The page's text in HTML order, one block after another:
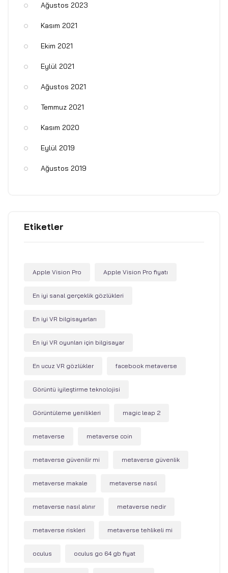
Ağustos 2023
Kasım 2021
Ekim 2021
Eylül 2021
Ağustos 2021
Temmuz 2021
Kasım 2020
Eylül 2019
Ağustos 2019
Etiketler
Apple Vision Pro Apple Vision Pro fiyatı
En iyi sanal gerçeklik gözlükleri
En iyi VR bilgisayarları
En iyi VR oyunları için bilgisayar
En ucuz VR gözlükler facebook metaverse
Görüntü iyileştirme teknolojisi
Görüntüleme yenilikleri magic leap 2
metaverse metaverse coin
metaverse güvenilir mi metaverse güvenlik
metaverse makale metaverse nasıl
metaverse nasıl alınır metaverse nedir
metaverse riskleri metaverse tehlikeli mi
oculus oculus go 64 gb fiyat